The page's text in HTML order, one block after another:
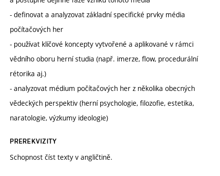
- definovat a analyzovat základní specifické prvky média
počítačových her
- používat klíčové koncepty vytvořené a aplikované v rámci
vědního oboru herní studia (např. imerze, flow, procedurální
rétorika aj.)
- analyzovat médium počítačových her z několika obecných
vědeckých perspektiv (herní psychologie, filozofie, estetika,
naratologie, výzkumy ideologie)
PREREKVIZITY
Schopnost číst texty v angličtině.